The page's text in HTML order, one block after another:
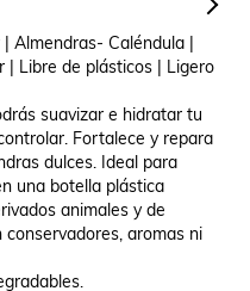
Almendras- Caléndula |
| Libre de plásticos | Ligero
suavizar e hidratar tu
Fortalece y repara
dulces. Ideal para
una botella plástica
animales y de
aromas ni